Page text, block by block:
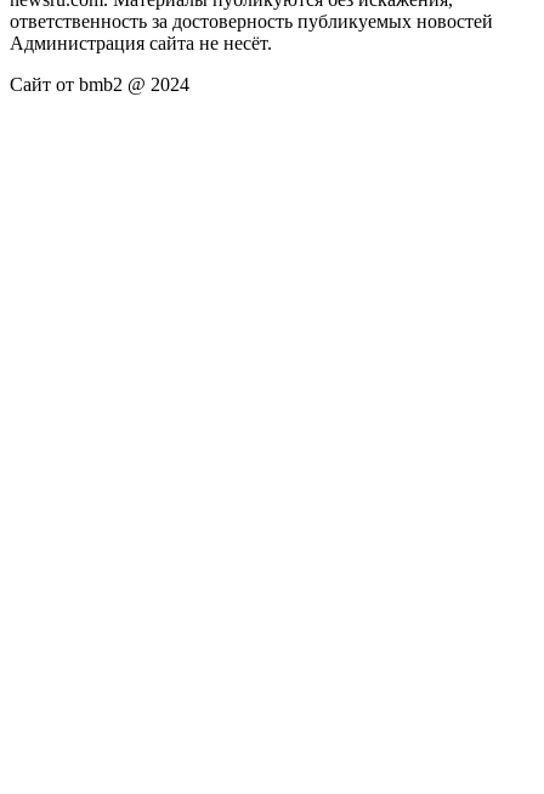
ответственность за достоверность публикуемых новостей
Администрация сайта не несёт.
Сайт от bmb2 @ 2024